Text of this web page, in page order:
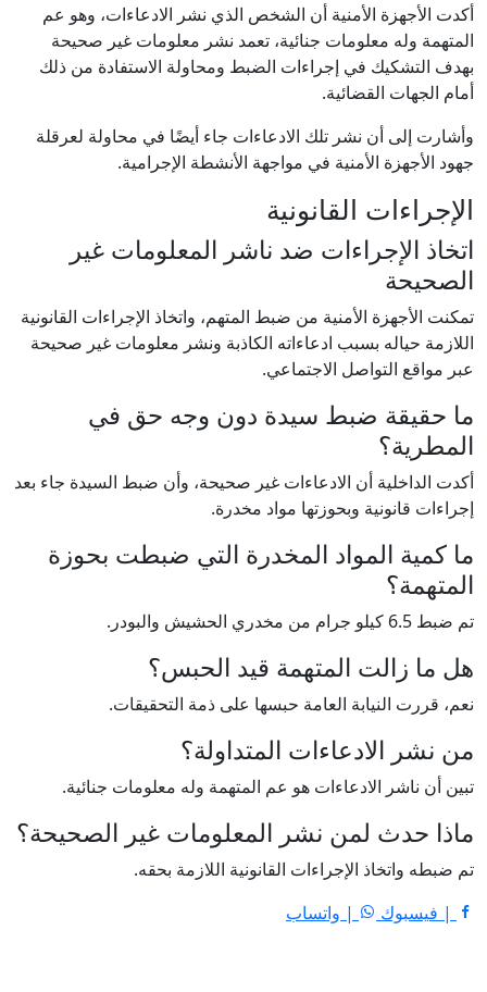
أكدت الأجهزة الأمنية أن الشخص الذي نشر الادعاءات، وهو عم
المتهمة وله معلومات جنائية، تعمد نشر معلومات غير صحيحة
بهدف التشكيك في إجراءات الضبط ومحاولة الاستفادة من ذلك
أمام الجهات القضائية.
وأشارت إلى أن نشر تلك الادعاءات جاء أيضًا في محاولة لعرقلة
جهود الأجهزة الأمنية في مواجهة الأنشطة الإجرامية.
الإجراءات القانونية
اتخاذ الإجراءات ضد ناشر المعلومات غير
الصحيحة
تمكنت الأجهزة الأمنية من ضبط المتهم، واتخاذ الإجراءات القانونية
اللازمة حياله بسبب ادعاءاته الكاذبة ونشر معلومات غير صحيحة
عبر مواقع التواصل الاجتماعي.
ما حقيقة ضبط سيدة دون وجه حق في
المطرية؟
أكدت الداخلية أن الادعاءات غير صحيحة، وأن ضبط السيدة جاء بعد
إجراءات قانونية وبحوزتها مواد مخدرة.
ما كمية المواد المخدرة التي ضبطت بحوزة
المتهمة؟
تم ضبط 6.5 كيلو جرام من مخدري الحشيش والبودر.
هل ما زالت المتهمة قيد الحبس؟
نعم، قررت النيابة العامة حبسها على ذمة التحقيقات.
من نشر الادعاءات المتداولة؟
تبين أن ناشر الادعاءات هو عم المتهمة وله معلومات جنائية.
ماذا حدث لمن نشر المعلومات غير الصحيحة؟
تم ضبطه واتخاذ الإجراءات القانونية اللازمة بحقه.
| فيسبوك
| واتساب